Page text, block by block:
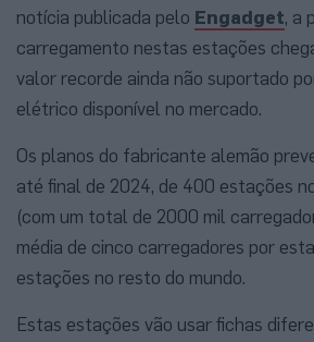
notícia publicada pelo Engadget, a
carregamento nestas estações
valor recorde ainda não suportado
elétrico disponível no mercado.
Os planos do fabricante alemão
até final de 2024, de 400 estações
(com um total de 2000 mil
média de cinco carregadores por
estações no resto do mundo.
Estas estações vão usar fichas